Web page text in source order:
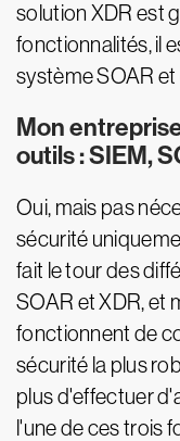
solution XDR est
fonctionnalités, il
système SOAR et
Mon
outils : SIEM,
Oui, mais pas
sécurité
fait le tour des
SOAR et XDR, et
fonctionnent de
sécurité la plus
plus d'effectuer
l'une de ces trois